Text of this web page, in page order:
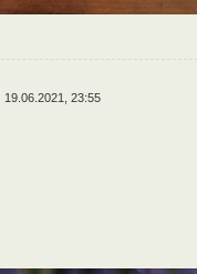
19.06.2021, 23:55